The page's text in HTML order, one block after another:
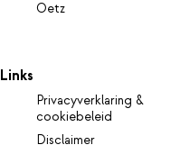
Oetz
Links
Privacyverklaring &
cookiebeleid
Disclaimer